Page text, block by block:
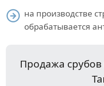
на производстве
обрабатывается
Продажа